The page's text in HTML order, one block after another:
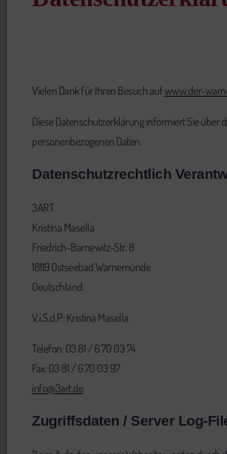
Vielen Dank für Ihren Besuch aufwww.der-
Diese Datenschutzerklärung informiert Sie über
personenbezogenen Daten.
Datenschutzrechtlich
3ART
Kristina Masella
Friedrich-Barnewitz-Str. 8
18119 Ostseebad Warnemünde
Deutschland
V.i.S.d.P: Kristina Masella
Telefon: 03 81 / 6 70 03 74
Fax: 03 81 / 6 70 03 97
info@3art.de
Zugriffsdaten / Server Log-